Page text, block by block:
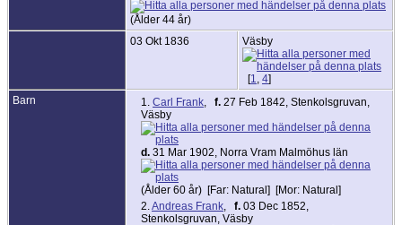
(Ålder 44 år)
03 Okt 1836
Väsby
[1 4]
Barn
1. Carl Frank f. 27 Feb 1842, Stenkolsgruvan,
Väsby
d. 31 Mar 1902, Norra Vram Malmöhus län
(Ålder 60 år) [Far: Natural] [Mor: Natural]
2. Andreas Frank f. 03 Dec 1852,
Stenkolsgruvan, Väsby